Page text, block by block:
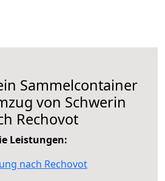
Sammelcontainer
von Schwerin
Rechovot
Leistungen:
nach Rechovot